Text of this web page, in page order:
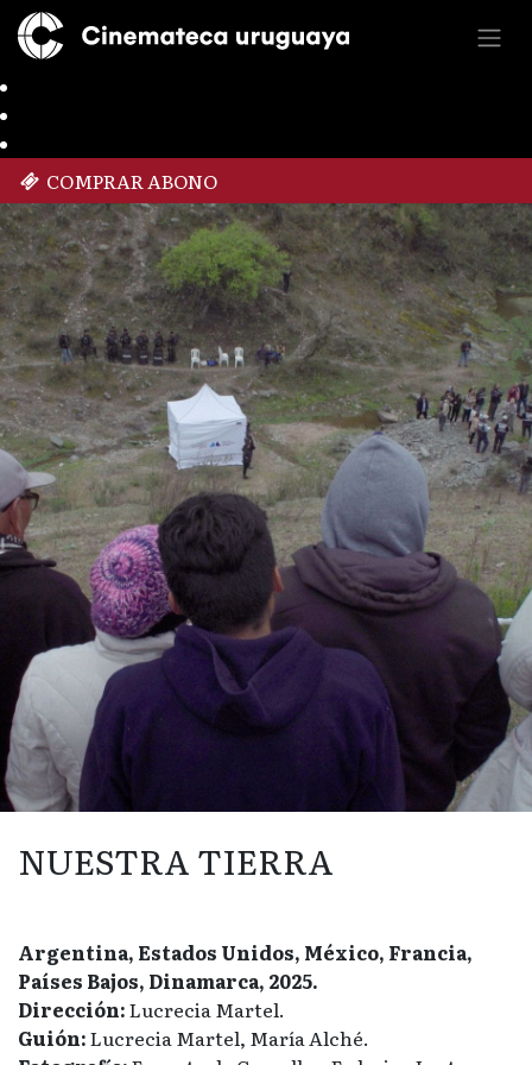
COMPRAR ABONO
NUESTRA TIERRA
Argentina, Estados Unidos, México, Francia,
Países Bajos, Dinamarca, 2025.
Dirección:Lucrecia Martel.
Guión:Lucrecia Martel, María Alché.